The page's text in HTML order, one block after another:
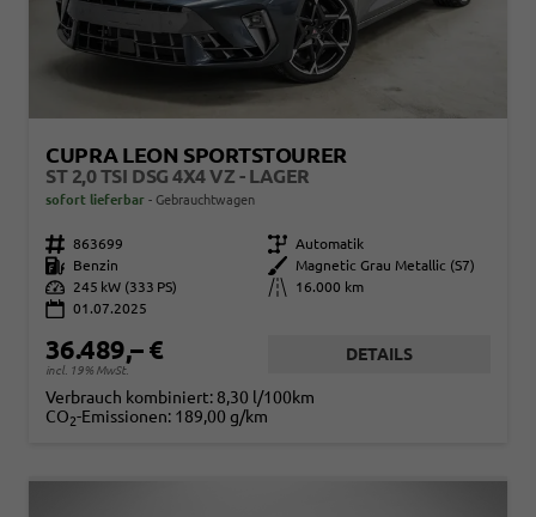
CUPRA LEON SPORTSTOURER
ST 2,0 TSI DSG 4X4 VZ - LAGER
sofort lieferbar Gebrauchtwagen
Fahrzeugnr. 863699 Getriebe Automatik
Kraftstoff
Benzin Außenfarbe
Magnetic Grau Metallic (S7)
Leistung
245 kW (333 PS) Kilometerstand
16.000 km
01.07.2025
36.489,– €
incl. 19% MwSt.
DETAILS
Verbrauch kombiniert: 8,30 l/100km
CO2-Emissionen: 189,00 g/km